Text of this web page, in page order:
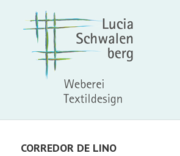
CORREDOR DE LINO